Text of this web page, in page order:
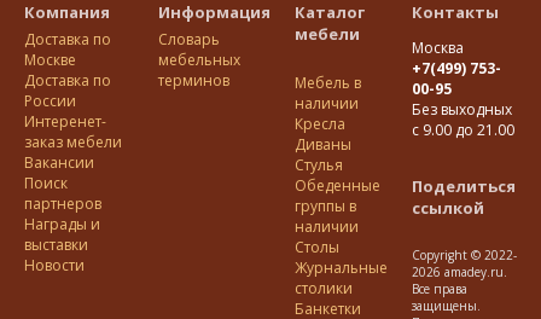
Компания
Доставка по
Москве
Доставка по
Росcии
Интеренет-
заказ мебели
Вакансии
Поиск
партнеров
Награды и
выставки
Новости
Информация
Словарь
мебельных
терминов
Каталог
мебели
Мебель в
наличии
Кресла
Диваны
Стулья
Обеденные
группы в
наличии
Столы
Журнальные
столики
Банкетки
Контакты
Москва
+7(499) 753-
00-95
Без выходных
с 9.00 до 21.00
Поделиться
ссылкой
Copyright © 2022-
2026 amadey.ru.
Все права
защищены.